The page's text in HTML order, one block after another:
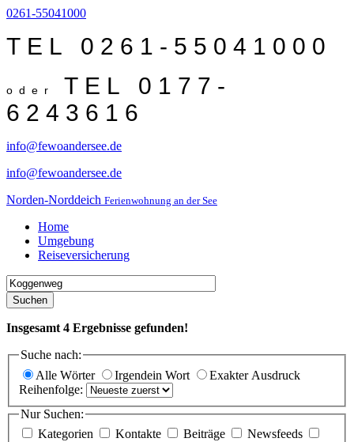
0261-55041000
TEL 0261-55041000
oder TEL 0177-
6243616
info@fewoandersee.de
info@fewoandersee.de
Norden-Norddeich Ferienwohnung an der See
Home
Umgebung
Reiseversicherung
Suchen
Insgesamt 4 Ergebnisse gefunden!
Suche nach:
Alle Wörter
Irgendein Wort
Exakter Ausdruck
Reihenfolge:
Nur Suchen:
Kategorien
Kontakte Beiträge
Newsfeeds